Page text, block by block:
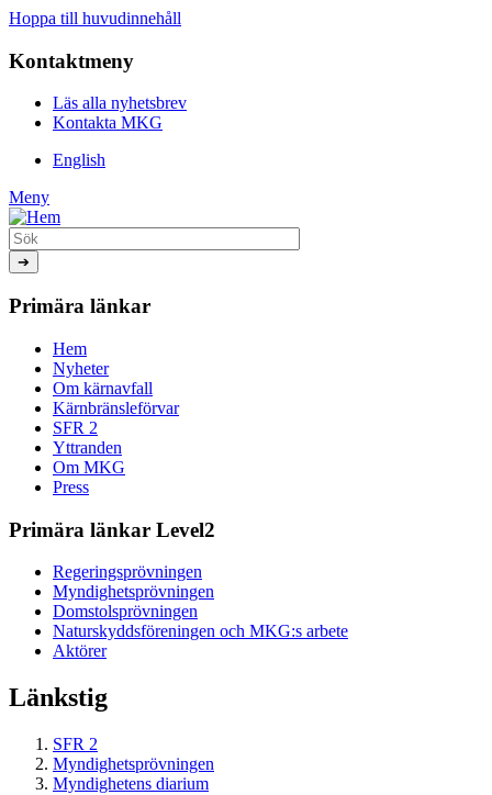
Hoppa till huvudinnehåll
Kontaktmeny
Läs alla nyhetsbrev
Kontakta MKG
English
Meny
Primära länkar
Hem
Nyheter
Om kärnavfall
Kärnbränsleförvar
SFR 2
Yttranden
Om MKG
Press
Primära länkar Level2
Regeringsprövningen
Myndighetsprövningen
Domstolsprövningen
Naturskyddsföreningen och MKG:s arbete
Aktörer
Länkstig
SFR 2
Myndighetsprövningen
Myndighetens diarium